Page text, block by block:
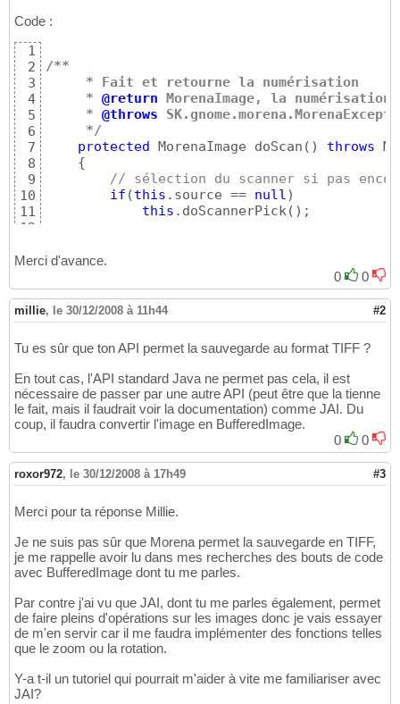
Code :
1
2
3
4
5
6
7
8
9
10
11
12
14
16
17
18
19
20
21
22
23
24
26
27
28
30
31
32
33
34
35
36
37
38
40
41
/**
* Fait et retourne la numérisation
* @return MorenaImage, la
* @throws
*/
protected
MorenaImage doScan ( ) throws
{
// sélection du scanner si pas
if (this .source == null)
this .doScannerPick( ) ;
this.source.setVisible
//
if (this .colorMode >
this.source.setColorMode () ; //
else
this.source.setGrayScaleMode()
this.currentScan = new MorenaImage
// enregistrement si quelque chose
if(this.currentScan.getWidth() > 0)
{
// insertion après la page
{
                ++
this.bookIndex; //
}
// insertion à la dernière page
else
{
this.bookIndex = this
.book.add
}
Merci d'avance.
0
0
millie, le 30/12/2008 à 11h44 #2
Tu es sûr que ton API permet la sauvegarde au format TIFF ?
En tout cas, l'API standard Java ne permet pas cela, il est
nécessaire de passer par une autre API (peut être que la tienne
le fait, mais il faudrait voir la documentation) comme JAI. Du
coup, il faudra convertir l'image en BufferedImage.
0
0
roxor972, le 30/12/2008 à 17h49 #3
Merci pour ta réponse Millie.
Je ne suis pas sûr que Morena permet la sauvegarde en TIFF,
je me rappelle avoir lu dans mes recherches des bouts de code
avec BufferedImage dont tu me parles.
Par contre j'ai vu que JAI, dont tu me parles également, permet
de faire pleins d'opérations sur les images donc je vais essayer
de m'en servir car il me faudra implémenter des fonctions telles
que le zoom ou la rotation.
Y-a t-il un tutoriel qui pourrait m'aider à vite me familiariser avec
JAI?